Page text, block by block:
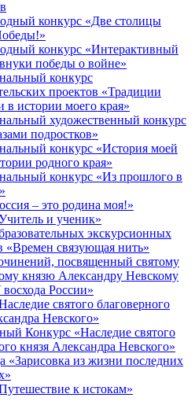
конкурс «Две столицы
конкурс «Интерактивный
победы о войне»
конкурс
проектов «Традиции
в истории моего края»
художественный конкурс
подростков»
конкурс «История моей
родного края»
конкурс «Из прошлого в
– это родина моя!»
и ученик»
экскурсионных
«Времен связующая нить»
посвященный святому
князю Александру Невскому
России»
святого благоверного
Невского»
Конкурс «Наследие святого
князя Александра Невского»
«Зарисовка из жизни последних
к истокам»